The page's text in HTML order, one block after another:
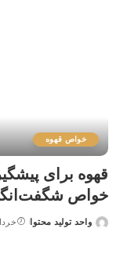
خواص قهوه
قهوه برای
خواص
واحد تولید محتوا خرداد 30,